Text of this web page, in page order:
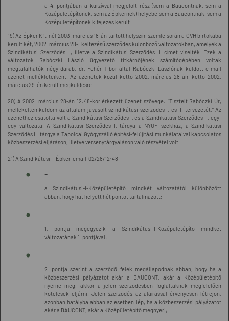
a 4. pontjában a kurzívval megjelölt rész (sem a Baucontnak, sem a
Középületépítőnek, sem az Épkernek) helyébe sem a Baucontnak, sem a
Középületépítőnek kifejezés került.
19) Az Épker Kft-nél 2003. március 18-án tartott helyszíni szemle során a GVH birtokába
került két, 2002. március 28-i keltezésű szerződés különböző változatokban, amelyek a
Szindikátusi Szerződés I., illetve a Szindikátusi Szerződés II. címet viselték. Ezek a
változatok Rabóczki László ügyvezető titkárnőjének számítógépében voltak
megtalálhatók négy darab, dr. Fehér Tibor által Rabóczki Lászlónak küldött e-mail
üzenet mellékleteiként. Az üzenetek közül kettő 2002. március 28-án, kettő 2002.
március 29-én került megküldésre.
20) A 2002. március 28-án 12:48-kor érkezett üzenet szövege: "Tisztelt Rabóczki Úr,
mellékelten küldöm az általam javasolt szindikátusi szerződés I. és II. tervezetét." Az
üzenethez csatolta volt a Szindikátusi Szerződés I. és a Szindikátusi Szerződés II. egy-
egy változata. A Szindikátusi Szerződés I. tárgya a NYUFI-székház, a Szindikátusi
Szerződés II. tárgya a Tapolcai Gyógyszálló építési-felújítási munkálataival kapcsolatos
közbeszerzési eljáráson, illetve versenytárgyaláson való részvétel volt.
21) A Szindikátusi-I-Épker-email-02/28/12:48
-
a Szindikátusi-I-Középületépítő mindkét változatától különbözött
abban, hogy hat helyett hét pontot tartalmazott;
-
1. pontja megegyezik a Szindikátusi-I-Középületépítő mindkét
változatának 1. pontjával;
-
2. pontja szerint a szerződő felek megállapodnak abban, hogy ha a
közbeszerzési pályázatot akár a BAUCONT, akár a Középületépítő
nyerné meg, akkor a jelen szerződésben foglaltaknak megfelelően
kötelesek eljárni. Jelen szerződés az aláírással érvényesen létrejön,
azonban hatályba abban az esetben lép, ha a közbeszerzési pályázatot
akár a BAUCONT, akár a Középületépítő megnyeri;